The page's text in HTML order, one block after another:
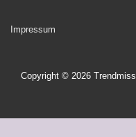
Footer-
Impressum
Copyright © 2026 Trendmiss